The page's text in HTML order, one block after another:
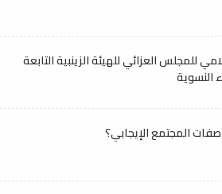
للمجلس العزائي للهيئة الزينبية التابعة
النسوية
المجتمع الإيجابي؟